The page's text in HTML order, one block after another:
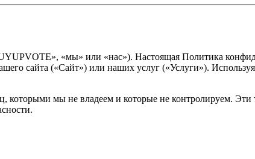
«мы» или «нас»). Настоящая Политика
сайта («Сайт») или наших услуг («Услуги»).
которыми мы не владеем и которые не контролируем.